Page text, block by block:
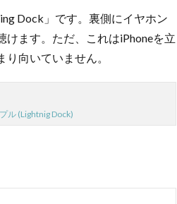
Dock」です。裏側にイヤホン
ます。ただ、これはiPhoneを立
向いていません。
ル (Lightnig Dock)